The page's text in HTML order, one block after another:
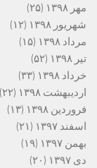
مهر ۱۳۹۸
(۲۵)
شهریور ۱۳۹۸
(۱۲)
مرداد ۱۳۹۸
(۱۵)
تیر ۱۳۹۸
(۵۲)
خرداد ۱۳۹۸
(۳۳)
اردیبهشت ۱۳۹۸
(۲۲)
فروردین ۱۳۹۸
(۱۳)
اسفند ۱۳۹۷
(۲۱)
بهمن ۱۳۹۷
(۱۹)
دی ۱۳۹۷
(۲۰)